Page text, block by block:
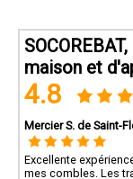
maison et
4.8
Mercier S. de Saint-
Excellente
mes combles. Les